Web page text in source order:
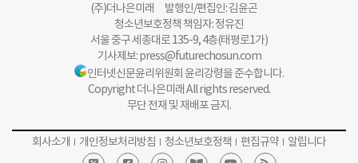
(주)더나은미래 발행인/편집인: 김윤곤
청소년보호정책 책임자: 정유진
서울 중구 세종대로 135-9, 4층(태평로1가)
기사제보:press@futurechosun.com
인터넷신문윤리위원회 윤리강령을 준수합니다.
Copyright 더나은미래 All rights reserved.
무단 전재 및 재배포 금지.
회사소개 개인정보처리방침 청소년보호정책 편집규약 알립니다